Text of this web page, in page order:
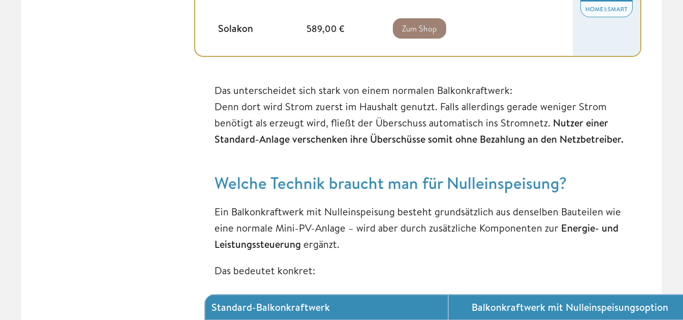
Solakon 589,00 € Zum Shop
Das unterscheidet sich stark von einem normalen Balkonkraftwerk:
Denn dort wird Strom zuerst im Haushalt genutzt. Falls allerdings gerade weniger Strom
benötigt als erzeugt wird, fließt der Überschuss automatisch ins Stromnetz. Nutzer einer
Standard-Anlage verschenken ihre Überschüsse somit ohne Bezahlung an den Netzbetreiber.
Welche Technik braucht man für Nulleinspeisung?
Ein Balkonkraftwerk mit Nulleinspeisung besteht grundsätzlich aus denselben Bauteilen wie
eine normale Mini-PV-Anlage – wird aber durch zusätzliche Komponenten zur Energie- und
Leistungssteuerung ergänzt.
Das bedeutet konkret:
Standard-Balkonkraftwerk
Balkonkraftwerk mit Nulleinspeisungsoption